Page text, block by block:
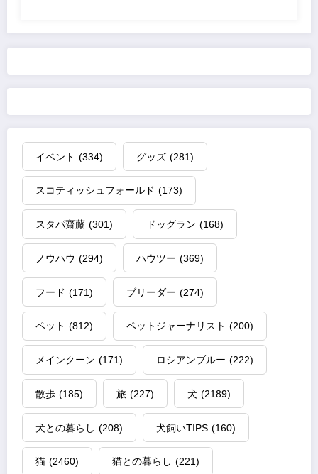
イベント (334) グッズ (281)
スコティッシュフォールド (173)
スタパ齋藤 (301) ドッグラン (168)
ノウハウ (294) ハウツー (369)
フード (171) ブリーダー (274)
ペット (812) ペットジャーナリスト (200)
メインクーン (171) ロシアンブルー (222)
散歩 (185) 旅 (227) 犬 (2189)
犬との暮らし (208) 犬飼いTIPS (160)
猫 (2460) 猫との暮らし (221)